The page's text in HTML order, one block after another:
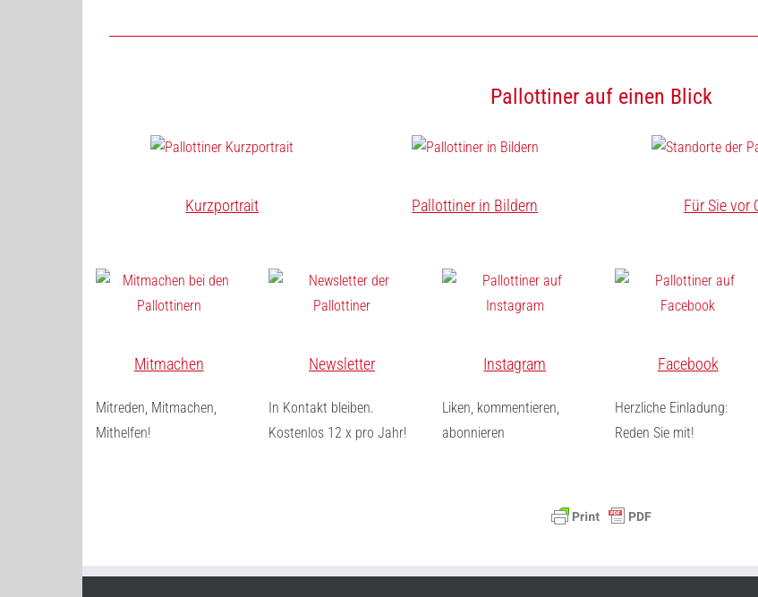
Pallottiner auf einen Blick
Kurzportrait Pallottiner in Bildern Für Sie vor
Mitmachen
Mitreden, Mitmachen,
Mithelfen!
Newsletter
In Kontakt bleiben.
Kostenlos 12 x pro Jahr!
Instagram
Liken, kommentieren,
abonnieren
Facebook
Herzliche Einladung:
Reden Sie mit!